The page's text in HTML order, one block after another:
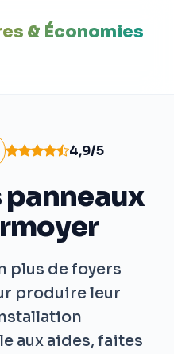
& Économies
4,9/5
plus de foyers
produire leur
aux aides, faites